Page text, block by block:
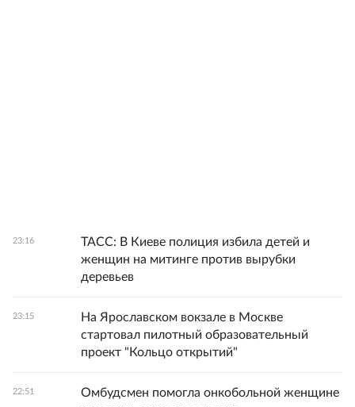
23:16
ТАСС: В Киеве полиция избила детей и
женщин на митинге против вырубки
деревьев
23:15
На Ярославском вокзале в Москве
стартовал пилотный образовательный
проект "Кольцо открытий"
22:51
Омбудсмен помогла онкобольной женщине